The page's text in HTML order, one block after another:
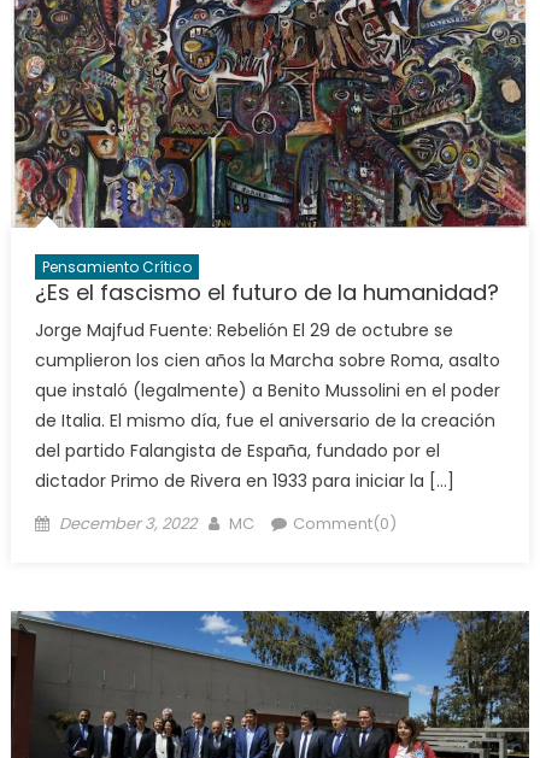
Pensamiento Crítico
¿Es el fascismo el futuro de la humanidad?
Jorge Majfud Fuente: Rebelión El 29 de octubre se
cumplieron los cien años la Marcha sobre Roma, asalto
que instaló (legalmente) a Benito Mussolini en el poder
de Italia. El mismo día, fue el aniversario de la creación
del partido Falangista de España, fundado por el
dictador Primo de Rivera en 1933 para iniciar la […]
Posted
December 3, 2022 Author
MC Comment(0)